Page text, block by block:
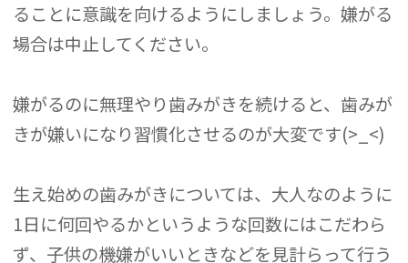
ることに意識を向けるようにしましょう。嫌がる
場合は中止してください。
嫌がるのに無理やり歯みがきを続けると、歯みが
きが嫌いになり習慣化させるのが大変です(>_<)
生え始めの歯みがきについては、大人なのように
1日に何回やるかというような回数にはこだわら
ず、子供の機嫌がいいときなどを見計らって行う